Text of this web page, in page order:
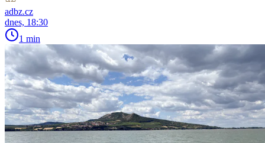
adbz.cz
dnes, 18:30
1 min